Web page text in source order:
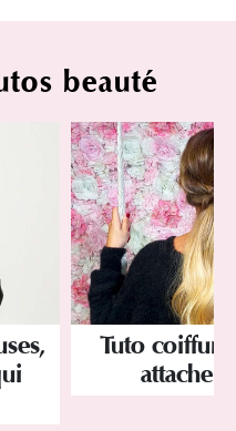
beauté
Tuto
attache